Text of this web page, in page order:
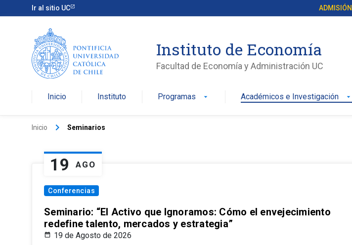
Ir al sitio UC ADMISIÓN
Instituto de Economía
Facultad de Economía y Administración UC
Inicio Instituto Programas arrow_drop_down Académicos e Investigación arrow_drop_down
Inicio keyboard_arrow_right Seminarios
19 AGO
Conferencias
Seminario: “El Activo que Ignoramos: Cómo el envejecimiento
redefine talento, mercados y estrategia”
19 de Agosto de 2026